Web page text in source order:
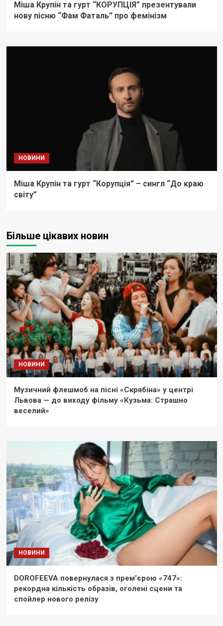
Міша Крупін та гурт “КОРУПЦІЯ” презентували
нову пісню “Фам Фаталь” про фемінізм
НОВИНИ
Міша Крупін та гурт “Корупція” – сингл “До краю
світу”
Більше цікавих новин
НОВИНИ
Музичний флешмоб на пісні «Скрябіна» у центрі
Львова — до виходу фільму «Кузьма: Страшно
веселий»
НОВИНИ
DOROFEEVA повернулася з прем’єрою «747»:
рекордна кількість образів, оголені сцени та
спойлер нового релізу